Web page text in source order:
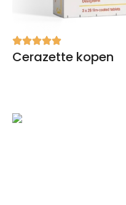
Cerazette kopen